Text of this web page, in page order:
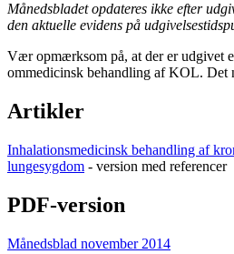
Månedsbladet opdateres ikke efter
den aktuelle evidens på
Vær opmærksom på, at der er udgivet
ommedicinsk behandling af KOL. Det
Artikler
Inhalationsmedicinsk behandling af
lungesygdom - version med referencer
PDF-version
Månedsblad november 2014